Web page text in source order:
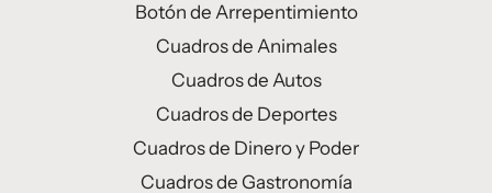
Botón de Arrepentimiento
Cuadros de Animales
Cuadros de Autos
Cuadros de Deportes
Cuadros de Dinero y Poder
Cuadros de Gastronomía